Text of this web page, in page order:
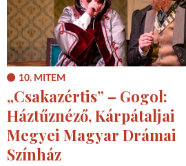
10. MITEM
„Csakazértis” – Gogol:
Háztűznéző, Kárpátaljai
Megyei Magyar Drámai
Színház